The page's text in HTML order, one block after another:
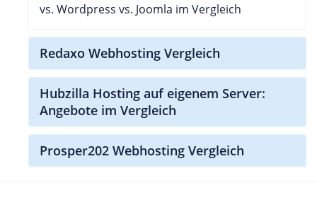
vs. Wordpress vs. Joomla im Vergleich
Redaxo Webhosting Vergleich
Hubzilla Hosting auf eigenem Server:
Angebote im Vergleich
Prosper202 Webhosting Vergleich